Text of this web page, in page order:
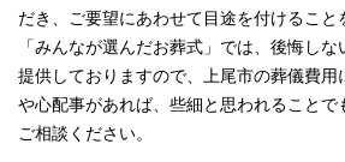
だき、ご要望にあわせて目途を付けること
「みんなが選んだお葬式」では、後悔し
提供しておりますので、上尾市の葬儀費用
や心配事があれば、些細と思われることで
ご相談ください。